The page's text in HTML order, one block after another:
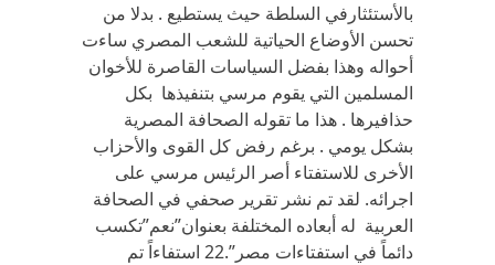
بالأستئثارفي السلطة حيث يستطيع . بدلا من
تحسن الأوضاع الحياتية للشعب المصري ساءت
أحواله وهذا بفضل السياسات القاصرة للأخوان
المسلمين التي يقوم مرسي بتنفيذها بكل
حذافيرها . هذا ما تقوله الصحافة المصرية
بشكل يومي . برغم رفض كل القوى والأحزاب
الأخرى للاستفتاء أصر الرئيس مرسي على
اجرائه. لقد تم نشر تقرير صحفي في الصحافة
العربية له أبعاده المختلفة بعنوان”نعم”تكسب
دائماً في استفتاءات مصر”.22 استفاءاً تم